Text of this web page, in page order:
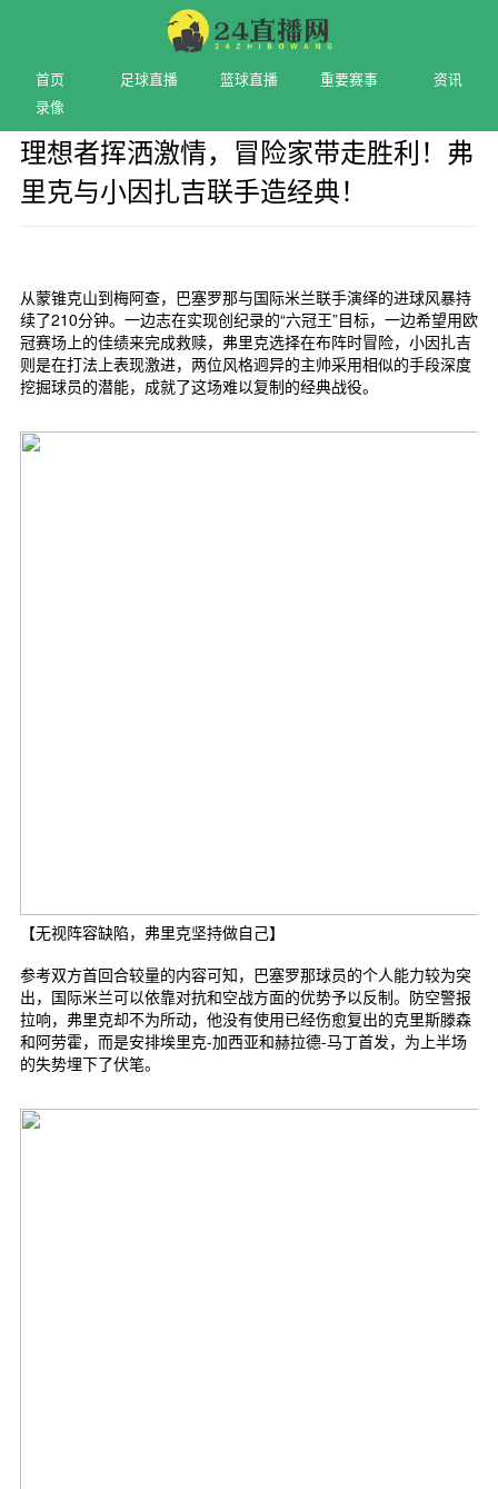
首页 足球直播 篮球直播 重要赛事
资讯
录像
理想者挥洒激情，冒险家带走胜利！弗
里克与小因扎吉联手造经典！
从蒙锥克山到梅阿查，巴塞罗那与国际米兰联手演绎的进球风暴持
续了210分钟。一边志在实现创纪录的“六冠王”目标，一边希望用欧
冠赛场上的佳绩来完成救赎，弗里克选择在布阵时冒险，小因扎吉
则是在打法上表现激进，两位风格迥异的主帅采用相似的手段深度
挖掘球员的潜能，成就了这场难以复制的经典战役。
【无视阵容缺陷，弗里克坚持做自己】
参考双方首回合较量的内容可知，巴塞罗那球员的个人能力较为突
出，国际米兰可以依靠对抗和空战方面的优势予以反制。防空警报
拉响，弗里克却不为所动，他没有使用已经伤愈复出的克里斯滕森
和阿劳霍，而是安排埃里克-加西亚和赫拉德-马丁首发，为上半场
的失势埋下了伏笔。